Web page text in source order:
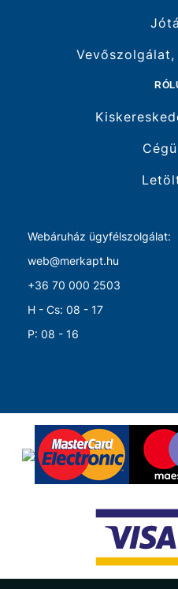
Webáruház ügyfélszolgálat:
web@merkapt.hu
+36 70 000 2503
H - Cs: 08 - 17
P: 08 - 16